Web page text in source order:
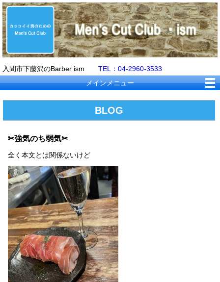
入間市下藤沢のBarber ism TEL：04-2960-3533
メインメニュー
BLOG
✂強気のち弱気✂
全く本文とは関係ないけど